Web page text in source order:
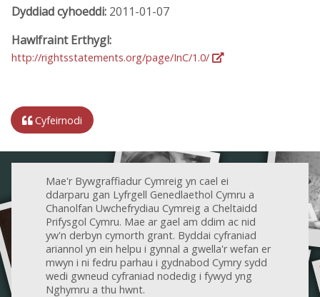
Dyddiad cyhoeddi: 2011-01-07
Hawlfraint Erthygl:
http://rightsstatements.org/page/InC/1.0/
Cyfeirnodi
Mae'r Bywgraffiadur Cymreig yn cael ei
ddarparu gan Lyfrgell Genedlaethol Cymru a
Chanolfan Uwchefrydiau Cymreig a Cheltaidd
Prifysgol Cymru. Mae ar gael am ddim ac nid
yw'n derbyn cymorth grant. Byddai cyfraniad
ariannol yn ein helpu i gynnal a gwella'r wefan er
mwyn i ni fedru parhau i gydnabod Cymry sydd
wedi gwneud cyfraniad nodedig i fywyd yng
Nghymru a thu hwnt.